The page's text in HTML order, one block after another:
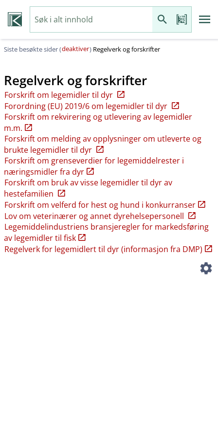
Siste besøkte sider (deaktiver) Regelverk og forskrifter
Regelverk og forskrifter
Forskrift om legemidler til dyr
Forordning (EU) 2019/6 om legemidler til dyr
Forskrift om rekvirering og utlevering av legemidler
m.m.
Forskrift om melding av opplysninger om utleverte og
brukte legemidler til dyr
Forskrift om grenseverdier for legemiddelrester i
næringsmidler fra dyr
Forskrift om bruk av visse legemidler til dyr av
hestefamilien
Forskrift om velferd for hest og hund i konkurranser
Lov om veterinærer og annet dyrehelsepersonell
Legemiddelindustriens bransjeregler for markedsføring
av legemidler til fisk
Regelverk for legemidlert til dyr (informasjon fra DMP)